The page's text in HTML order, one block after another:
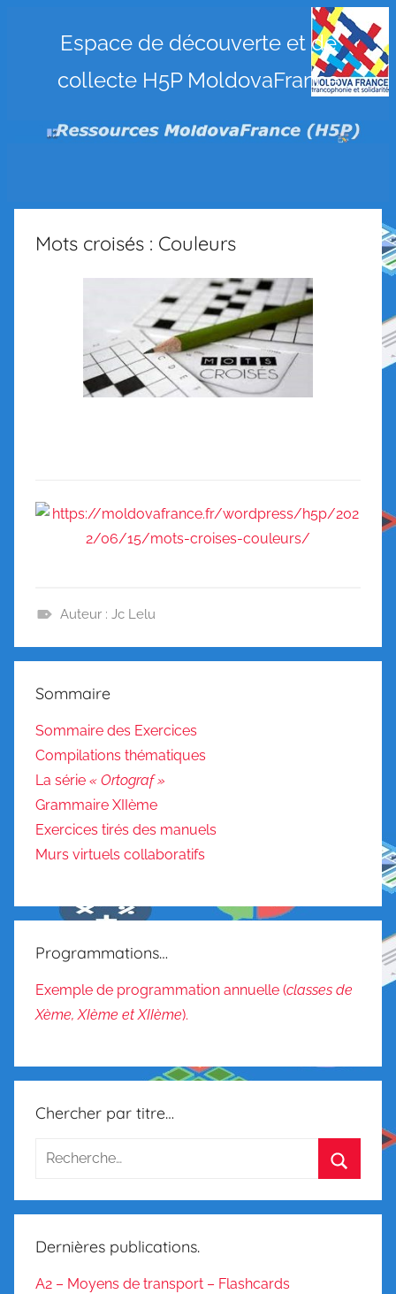
Ressources
MoldovaFrance
(H5P)
Espace de découverte et de
collecte H5P MoldovaFrance
Mots croisés : Couleurs
o
a
i
s
s
a
é
n
é
s
c
u
Auteur : Jc Lelu
Sommaire
Sommaire des Exercices
Compilations thématiques
La série « Ortograf »
Grammaire XIIème
Exercices tirés des manuels
Murs virtuels collaboratifs
Programmations…
Exemple de programmation annuelle (classes de
Xème, XIème et XIIème).
Chercher par titre…
Dernières publications.
A2 – Moyens de transport – Flashcards